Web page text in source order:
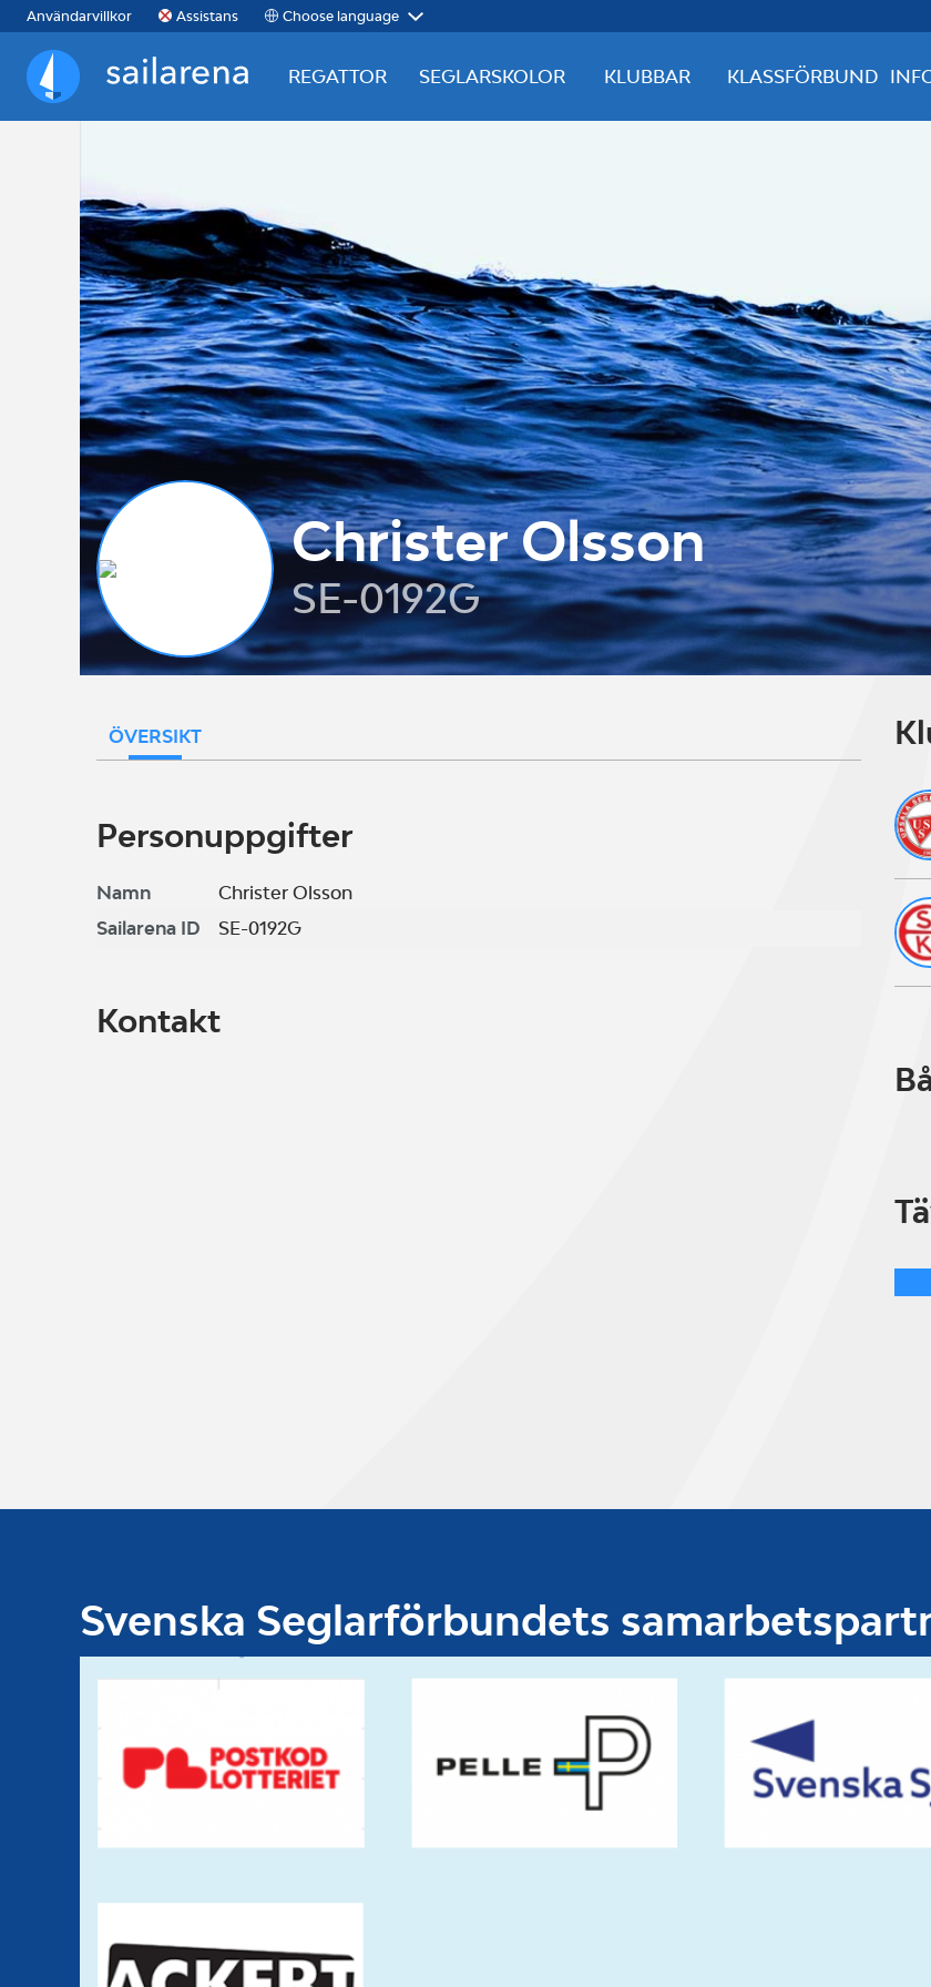
Användarvillkor Assistans Choose language
Sailarena
REGATTOR SEGLARSKOLOR KLUBBAR KLASSFÖRBUND
Christer Olsson
SE-0192G
ÖVERSIKT
Personuppgifter
Namn
Christer Olsson
Sailarena ID
SE-0192G
Kontakt
Svenska Seglarförbundets